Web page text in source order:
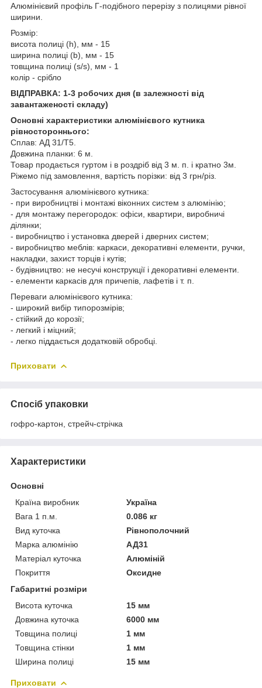
Алюмінієвий профіль Г-подібного перерізу з полицями рівної
ширини.
Розмір:
висота полиці (h), мм - 15
ширина полиці (b), мм - 15
товщина полиці (s/s), мм - 1
колір - срібло
ВІДПРАВКА: 1-3 робочих дня (в залежності від
завантаженості складу)
Основні характеристики алюмінієвого кутника
рівностороннього:
Сплав: АД 31/Т5.
Довжина планки: 6 м.
Товар продається гуртом і в роздріб від 3 м. п. і кратно 3м.
Ріжемо під замовлення, вартість порізки: від 3 грн/різ.
Застосування алюмінієвого кутника:
- при виробництві і монтажі віконних систем з алюмінію;
- для монтажу перегородок: офіси, квартири, виробничі
ділянки;
- виробництво і установка дверей і дверних систем;
- виробництво меблів: каркаси, декоративні елементи, ручки,
накладки, захист торців і кутів;
- будівництво: не несучі конструкції і декоративні елементи.
- елементи каркасів для причепів, лафетів і т. п.
Переваги алюмінієвого кутника:
- широкий вибір типорозмірів;
- стійкий до корозії;
- легкий і міцний;
- легко піддається додатковій обробці.
Приховати
Спосіб упаковки
гофро-картон, стрейч-стрічка
Характеристики
Основні
Країна виробник
Україна
Вага 1 п.м.
0.086 кг
Вид куточка
Рівнополочний
Марка алюмінію
АД31
Матеріал куточка
Алюміній
Покриття
Оксидне
Габаритні розміри
Висота куточка
15 мм
Довжина куточка
6000 мм
Товщина полиці
1 мм
Товщина стінки
1 мм
Ширина полиці
15 мм
Приховати